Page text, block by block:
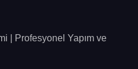
| Profesyonel Yapım ve